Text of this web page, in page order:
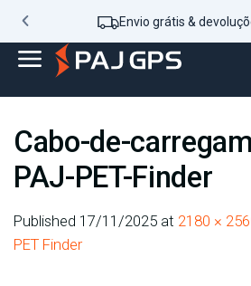
Envio grátis &
Cabo-de-
PAJ-PET-Finder
Published 17/11/2025 at 2180 ×
PET Finder